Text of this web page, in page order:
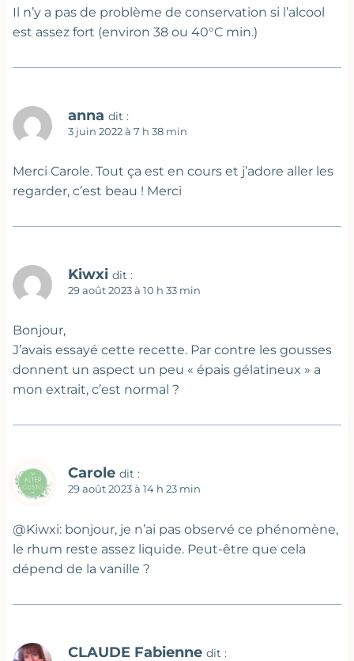
Il n’y a pas de problème de conservation si l’alcool
est assez fort (environ 38 ou 40°C min.)
anna dit :
3 juin 2022 à 7 h 38 min
Merci Carole. Tout ça est en cours et j’adore aller les
regarder, c’est beau ! Merci
Kiwxi dit :
29 août 2023 à 10 h 33 min
Bonjour,
J’avais essayé cette recette. Par contre les gousses
donnent un aspect un peu « épais gélatineux » a
mon extrait, c’est normal ?
Carole dit :
29 août 2023 à 14 h 23 min
@Kiwxi: bonjour, je n’ai pas observé ce phénomène,
le rhum reste assez liquide. Peut-être que cela
dépend de la vanille ?
CLAUDE Fabienne dit :